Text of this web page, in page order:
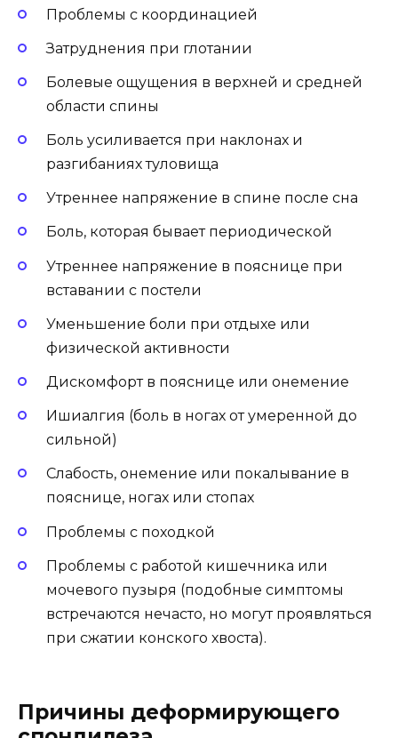
Проблемы с координацией
Затруднения при глотании
Болевые ощущения в верхней и средней
области спины
Боль усиливается при наклонах и
разгибаниях туловища
Утреннее напряжение в спине после сна
Боль, которая бывает периодической
Утреннее напряжение в пояснице при
вставании с постели
Уменьшение боли при отдыхе или
физической активности
Дискомфорт в пояснице или онемение
Ишиалгия (боль в ногах от умеренной до
сильной)
Слабость, онемение или покалывание в
пояснице, ногах или стопах
Проблемы с походкой
Проблемы с работой кишечника или
мочевого пузыря (подобные симптомы
встречаются нечасто, но могут проявляться
при сжатии конского хвоста).
Причины деформирующего